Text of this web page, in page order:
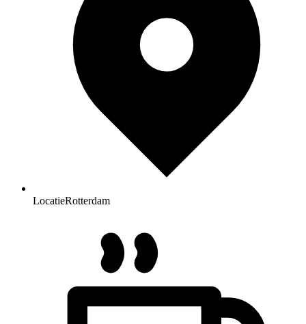
LocatieRotterdam